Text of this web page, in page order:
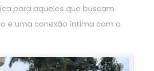
para aqueles que buscam
e uma conexão íntima com a